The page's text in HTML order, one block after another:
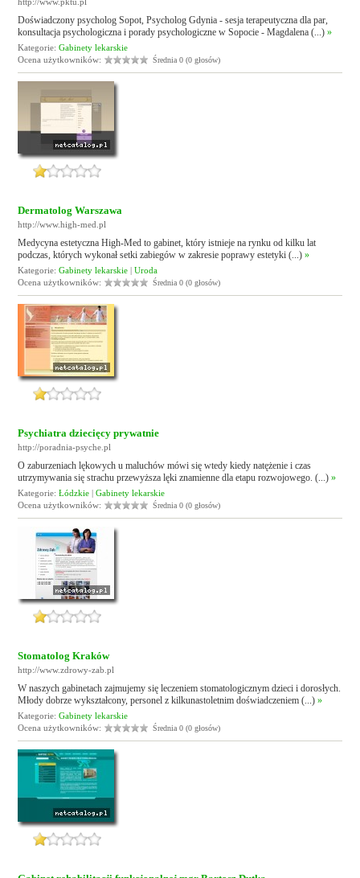
Doświadczony psycholog Sopot, Psycholog Gdynia - sesja terapeutyczna dla par,
konsultacja psychologiczna i porady psychologiczne w Sopocie - Magdalena (...)»
Kategorie:Gabinety lekarskie
Ocena użytkowników:
Średnia 0 (0 głosów)
Dermatolog Warszawa
http://www.high-med.pl
Medycyna estetyczna High-Med to gabinet, który istnieje na rynku od kilku lat
podczas, których wykonał setki zabiegów w zakresie poprawy estetyki (...)»
Kategorie:Gabinety lekarskie |Uroda
Ocena użytkowników:
Średnia 0 (0 głosów)
Psychiatra dziecięcy prywatnie
http://poradnia-psyche.pl
O zaburzeniach lękowych u maluchów mówi się wtedy kiedy natężenie i czas
utrzymywania się strachu przewyższa lęki znamienne dla etapu rozwojowego. (...)»
Kategorie:Łódzkie |Gabinety lekarskie
Ocena użytkowników:
Średnia 0 (0 głosów)
Stomatolog Kraków
http://www.zdrowy-zab.pl
W naszych gabinetach zajmujemy się leczeniem stomatologicznym dzieci i dorosłych.
Młody dobrze wykształcony, personel z kilkunastoletnim doświadczeniem (...)»
Kategorie:Gabinety lekarskie
Ocena użytkowników:
Średnia 0 (0 głosów)